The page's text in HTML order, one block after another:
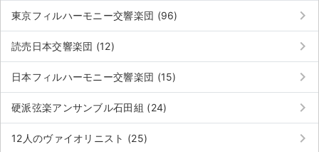
サイト情報
チケットジャム運営会社
チケットジャム利用規約
プライバシーポリシー
東京フィルハーモニー交響楽団 (96) keyboard_arrow_right
読売日本交響楽団 (12) keyboard_arrow_right
日本フィルハーモニー交響楽団 (15) keyboard_arrow_right
硬派弦楽アンサンブル石田組 (24) keyboard_arrow_right
12人のヴァイオリニスト (25) keyboard_arrow_right